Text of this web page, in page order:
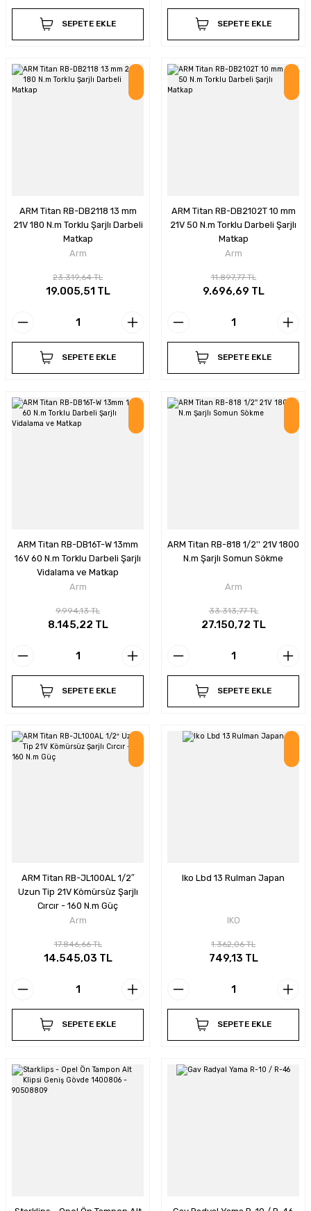
SEPETE EKLE SEPETE EKLE
ARM Titan RB-DB2118 13 mm
21V 180 N.m Torklu Şarjlı Darbeli
Matkap
Arm
23.319,64 TL
19.005,51 TL
SEPETE EKLE
ARM Titan RB-DB2102T 10 mm
21V 50 N.m Torklu Darbeli Şarjlı
Matkap
Arm
11.897,77 TL
9.696,69 TL
SEPETE EKLE
ARM Titan RB-DB16T-W 13mm
16V 60 N.m Torklu Darbeli Şarjlı
Vidalama ve Matkap
Arm
9.994,13 TL
8.145,22 TL
SEPETE EKLE
ARM Titan RB-818 1/2'' 21V 1800
N.m Şarjlı Somun Sökme
Arm
33.313,77 TL
27.150,72 TL
SEPETE EKLE
ARM Titan RB-JL100AL 1/2″
Uzun Tip 21V Kömürsüz Şarjlı
Cırcır - 160 N.m Güç
Arm
17.846,66 TL
14.545,03 TL
SEPETE EKLE
Iko Lbd 13 Rulman Japan
IKO
1.362,06 TL
749,13 TL
SEPETE EKLE